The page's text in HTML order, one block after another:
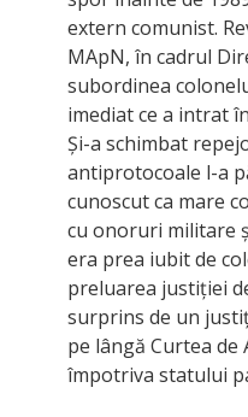
extern comunist.
MApN, în cadrul
subordinea
imediat ce a intrat
Și-a schimbat
antiprotocoale l-a
cunoscut ca mare
cu onoruri militare
era prea iubit de
preluarea justiției
surprins de un
pe lângă Curtea
împotriva statului